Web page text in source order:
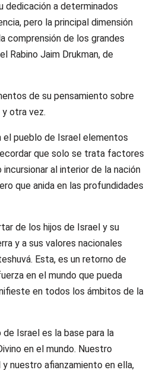
dedicación a determinados
pero la principal dimensión
comprensión de los grandes
Rabino Jaim Drukman, de
de su pensamiento sobre
y otra vez.
el pueblo de Israel elementos
que solo se trata factores
al interior de la nación
que anida en las profundidades
de los hijos de Israel y su
y a sus valores nacionales
Esta, es un retorno de
en el mundo que pueda
en todos los ámbitos de la
Israel es la base para la
en el mundo. Nuestro
nuestro afianzamiento en ella,